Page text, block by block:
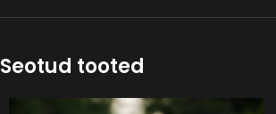
Seotud tooted